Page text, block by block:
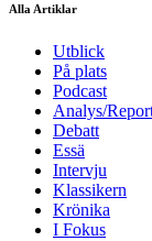
Alla Artiklar
Utblick
På plats
Podcast
Analys/
Debatt
Essä
Intervju
Klassikern
Krönika
I Fokus